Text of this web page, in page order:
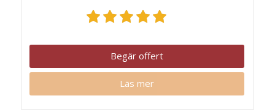
Begär offert
Läs mer